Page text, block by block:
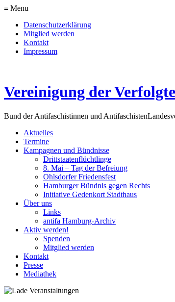
≡ Menu
Datenschutzerklärung
Mitglied werden
Kontakt
Impressum
Vereinigung der
Bund der Antifaschistinnen und Antifaschisten
Aktuelles
Termine
Kampagnen und Bündnisse
Drittstaatenflüchtlinge
8. Mai – Tag der Befreiung
Ohlsdorfer Friedensfest
Hamburger Bündnis gegen Rechts
Initiative Gedenkort Stadthaus
Über uns
Links
antifa Hamburg-Archiv
Aktiv werden!
Spenden
Mitglied werden
Kontakt
Presse
Mediathek